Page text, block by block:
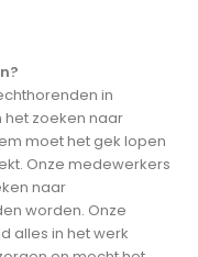
in
het zoeken naar
moet het gek lopen
Onze medewerkers
naar
worden. Onze
alles in het werk